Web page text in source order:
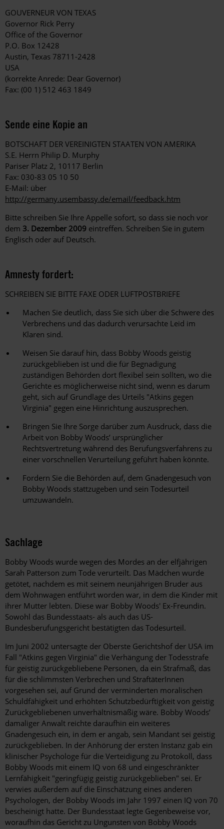
GOUVERNEUR VON TEXAS
Governor Rick Perry
Office of the Governor
P.O. Box 12428
Austin, Texas 78711-2428
USA
(korrekte Anrede: Dear Governor)
Fax: (00 1) 512 463 1849
Sende eine Kopie an
BOTSCHAFT DER VEREINIGTEN STAATEN VON AMERIKA
S.E. Herrn Philip D. Murphy
Pariser Platz 2, 10117 Berlin
Fax: 030-83 05 10 50
E-Mail: über
http://germany.usembassy.de/email/feedback.htm
Bitte schreiben Sie Ihre Appelle sofort, so dass sie noch vor
dem 3. Dezember 2009 eintreffen. Schreiben Sie in gutem
Englisch oder auf Deutsch.
Amnesty fordert:
SCHREIBEN SIE BITTE FAXE ODER LUFTPOSTBRIEFE
Machen Sie deutlich, dass Sie sich über die Schwere des
Verbrechens und das dadurch verursachte Leid im
Klaren sind.
Weisen Sie darauf hin, dass Bobby Woods geistig
zurückgeblieben ist und die für Begnadigung
zuständigen Behörden dort flexibel sein sollten, wo die
Gerichte es möglicherweise nicht sind, wenn es darum
geht, sich auf Grundlage des Urteils "Atkins gegen
Virginia" gegen eine Hinrichtung auszusprechen.
Bringen Sie Ihre Sorge darüber zum Ausdruck, dass die
Arbeit von Bobby Woods’ ursprünglicher
Rechtsvertretung während des Berufungsverfahrens zu
einer vorschnellen Verurteilung geführt haben könnte.
Fordern Sie die Behörden auf, dem Gnadengesuch von
Bobby Woods stattzugeben und sein Todesurteil
umzuwandeln.
Sachlage
Bobby Woods wurde wegen des Mordes an der elfjährigen
Sarah Patterson zum Tode verurteilt. Das Mädchen wurde
getötet, nachdem es mit seinem neunjährigen Bruder aus
dem Wohnwagen entführt worden war, in dem die Kinder mit
ihrer Mutter lebten. Diese war Bobby Woods' Ex-Freundin.
Sowohl das Bundesstaats- als auch das US-
Bundesberufungsgericht bestätigten das Todesurteil.
Im Juni 2002 untersagte der Oberste Gerichtshof der USA im
Fall "Atkins gegen Virginia" die Verhängung der Todesstrafe
für geistig zurückgebliebene Personen, da ein Strafmaß, das
für die schlimmsten Verbrechen und StraftäterInnen
vorgesehen sei, auf Grund der verminderten moralischen
Schuldfähigkeit und erhöhten Schutzbedürftigkeit von geistig
Zurückgebliebenen unverhältnismäßig wäre. Bobby Woods’
damaliger Anwalt reichte daraufhin ein weiteres
Gnadengesuch ein, in dem er angab, sein Mandant sei geistig
zurückgeblieben. In der Anhörung der ersten Instanz gab ein
klinischer Psychologe für die Verteidigung zu Protokoll, dass
Bobby Woods mit einem IQ von 68 und eingeschränkter
Lernfähigkeit "geringfügig geistig zurückgeblieben" sei. Er
verwies außerdem auf die Einschätzung eines anderen
Psychologen, der Bobby Woods im Jahr 1997 einen IQ von 70
bescheinigt hatte. Der Bundesstaat legte Gegenbeweise vor,
woraufhin das Gericht zu Ungunsten von Bobby Woods